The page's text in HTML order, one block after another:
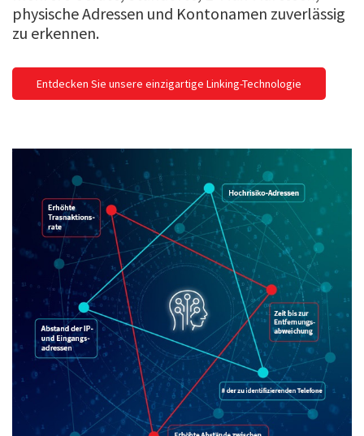
physische Adressen und Kontonamen zuverlässig
zu erkennen.
Entdecken Sie unsere einzigartige Linking-Technologie